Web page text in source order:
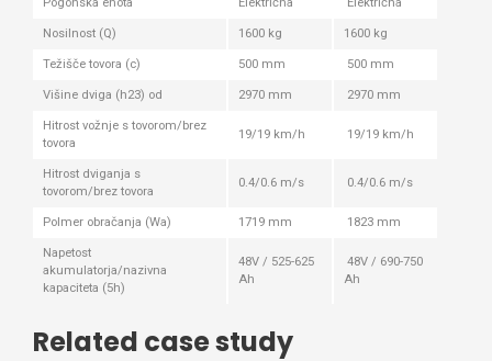
Nosilnost (Q) 1600 kg 1600 kg
Težišče tovora (c) 500 mm 500 mm
Višine dviga (h23) od 2970 mm 2970 mm
Hitrost vožnje s tovorom/brez
tovora
19/19 km/h 19/19 km/h
Hitrost dviganja s
tovorom/brez tovora
0.4/0.6 m/s 0.4/0.6 m/s
Polmer obračanja (Wa) 1719 mm 1823 mm
Napetost
akumulatorja/nazivna
kapaciteta (5h)
48V / 525-625
Ah
48V / 690-750
Ah
Related case study